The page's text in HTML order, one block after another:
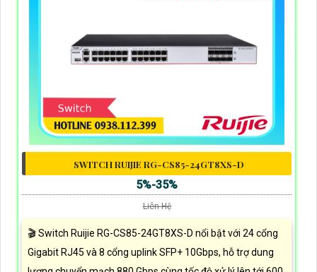
SWITCH RUIJIE RG-CS85-24GT8XS-D
5%-35%
Liên Hệ
🎬 Switch Ruijie RG-CS85-24GT8XS-D nổi bật với 24 cổng
Gigabit RJ45 và 8 cổng uplink SFP+ 10Gbps, hỗ trợ dung